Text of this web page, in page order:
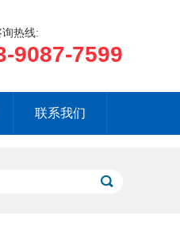
热线:
9087-7599
联系我们